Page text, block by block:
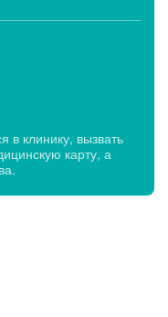
в клинику, вызвать
карту, а